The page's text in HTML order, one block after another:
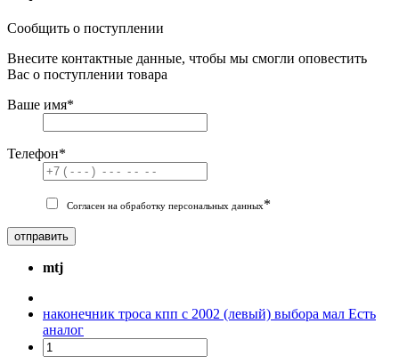
Сообщить о поступлении
Внесите контактные данные, чтобы мы смогли оповестить
Вас о поступлении товара
Ваше имя*
Телефон*
Согласен на обработку персональных данных*
отправить
mtj
наконечник троса кпп с 2002 (левый) выбора мал Есть
аналог